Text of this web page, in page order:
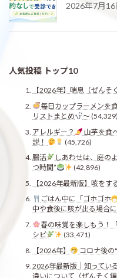
2026年7月16
人気投稿 トップ10
【2026年】喘息（ぜん
毎日カップラーメンを
リストまとめ
〜(54,329)
アレルギー？
山芋を食
説！
(45,726)
腸活
しあわせは、庭の
つ時間”
(42,896)
【2026年最新版】咳をす
ごはん中に「ゴホゴホ
中や食後に咳が出る場合
春の味覚を楽しもう！
シピ
(33,471)
【2026年】
コロナ後の
2026年最新版｜知ってい
違いについて（ぜんそく編